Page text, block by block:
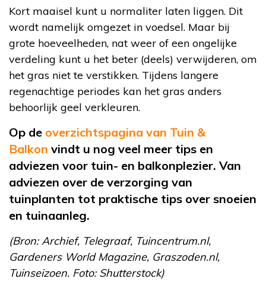
Kort maaisel kunt u normaliter laten liggen. Dit
wordt namelijk omgezet in voedsel. Maar bij
grote hoeveelheden, nat weer of een ongelijke
verdeling kunt u het beter (deels) verwijderen, om
het gras niet te verstikken. Tijdens langere
regenachtige periodes kan het gras anders
behoorlijk geel verkleuren.
Op de overzichtspagina van Tuin &
Balkon vindt u nog veel meer tips en
adviezen voor tuin- en balkonplezier. Van
adviezen over de verzorging van
tuinplanten tot praktische tips over snoeien
en tuinaanleg.
(Bron: Archief, Telegraaf, Tuincentrum.nl,
Gardeners World Magazine, Graszoden.nl,
Tuinseizoen. Foto: Shutterstock)